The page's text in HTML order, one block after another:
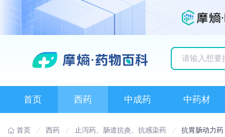
首页 西药 中成药 中药材
首页 西药 止泻药、肠道抗炎、抗感染药 抗胃肠动力药